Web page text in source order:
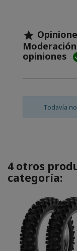

opiniones
Todavía
4 otros
categoría: